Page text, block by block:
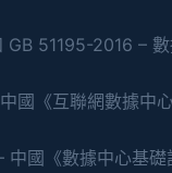
GB 51195-2016 –
國《互聯網數據中
國《數據中心基礎